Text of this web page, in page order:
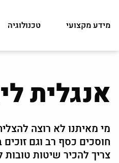
מידע מקצועי טכנולוגיה
אנגלית
מי מאיתנו לא רוצה
חוסכים כסף רב וגם
צריך להכיר שיטות טובות ללימוד עצמי